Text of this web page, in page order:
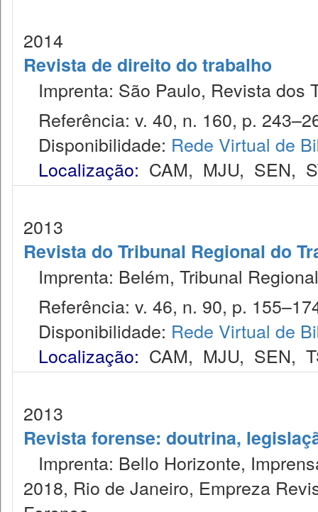
2014
Revista de direito do trabalho
Imprenta: São Paulo, Revista dos
Referência: v. 40, n. 160, p.
Disponibilidade: Rede Virtual de
Localização: CAM, MJU, SEN,
2013
Revista do Tribunal Regional do
Imprenta: Belém, Tribunal
Referência: v. 46, n. 90, p.
Disponibilidade: Rede Virtual de
Localização: CAM, MJU, SEN,
2013
Revista forense: doutrina,
Imprenta: Bello Horizonte,
2018, Rio de Janeiro, Empreza